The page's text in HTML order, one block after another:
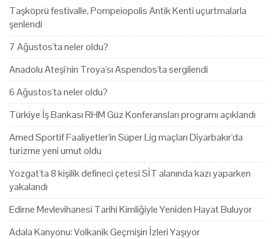
Taşköprü festivalle, Pompeiopolis Antik Kenti uçurtmalarla
şenlendi
7 Ağustos'ta neler oldu?
Anadolu Ateşi'nin Troya'sı Aspendos'ta sergilendi
6 Ağustos'ta neler oldu?
Türkiye İş Bankası RHM Güz Konferansları programı açıklandı
Amed Sportif Faaliyetler'in Süper Lig maçları Diyarbakır'da
turizme yeni umut oldu
Yozgat'ta 8 kişilik defineci çetesi SİT alanında kazı yaparken
yakalandı
Edirne Mevlevihanesi Tarihi Kimliğiyle Yeniden Hayat Buluyor
Adala Kanyonu: Volkanik Geçmişin İzleri Yaşıyor